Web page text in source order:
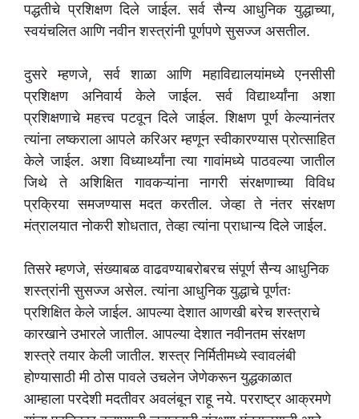
पद्धतीचे प्रशिक्षण दिले जाईल. सर्व सैन्य आधुनिक युद्धाच्या,
स्वयंचलित आणि नवीन शस्त्रांनी पूर्णपणे सुसज्ज असतील.
दुसरे म्हणजे, सर्व शाळा आणि महाविद्यालयांमध्ये एनसीसी
प्रशिक्षण अनिवार्य केले जाईल. सर्व विद्यार्थ्यांना अशा
प्रशिक्षणाचे महत्त्व पटवून दिले जाईल. शिक्षण पूर्ण केल्यानंतर
त्यांना लष्कराला आपले करिअर म्हणून स्वीकारण्यास प्रोत्साहित
केले जाईल. अशा विध्यार्थ्यांना त्या गावांमध्ये पाठवल्या जातील
जिथे ते अशिक्षित गावकऱ्यांना नागरी संरक्षणाच्या विविध
प्रक्रिया समजण्यास मदत करतील. जेव्हा ते नंतर संरक्षण
मंत्रालयात नोकरी शोधतात, तेव्हा त्यांना प्राधान्य दिले जाईल.
तिसरे म्हणजे, संख्याबळ वाढवण्याबरोबरच संपूर्ण सैन्य आधुनिक
शस्त्रांनी सुसज्ज असेल. त्यांना आधुनिक युद्धाचे पूर्णतः
प्रशिक्षित केले जाईल. आपल्या देशात आणखी बरेच शस्त्राचे
कारखाने उभारले जातील. आपल्या देशात नवीनतम संरक्षण
शस्त्रे तयार केली जातील. शस्त्र निर्मितीमध्ये स्वावलंबी
होण्यासाठी मी ठोस पावले उचलेन जेणेकरून युद्धकाळात
आम्हाला परदेशी मदतीवर अवलंबून राहू नये. परराष्ट्र आक्रमणे